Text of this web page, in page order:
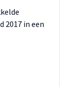
2017 in een